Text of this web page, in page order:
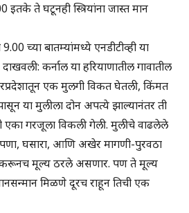
ते घटूनही स्त्रियांना जास्त मान
च्या बातम्यांमध्ये एनडीटीव्ही या
दाखवली: कर्नाल या हरियाणातील गावातील
एक मुलगी विकत घेतली, किंमत
या मुलीला दोन अपत्ये झाल्यानंतर ती
गरजूला विकली गेली. मुलीचे वाढलेले
घसारा, आणि अखेर मागणी-पुरवठा
करूनच मूल्य ठरले असणार. पण ते मूल्य
मिळणे दूरच राहून तिची एक